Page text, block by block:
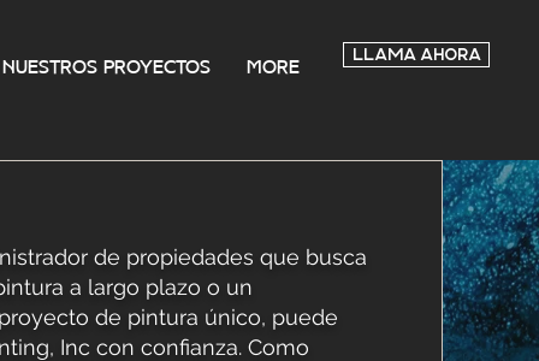
Nuestros proyectos More
LLAMA AHORA
de propiedades que busca
a largo plazo o un
de pintura único, puede
Inc con confianza. Como